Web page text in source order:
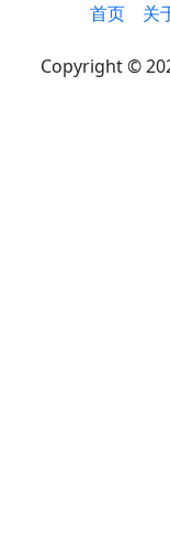
首页 关
Copyright ©